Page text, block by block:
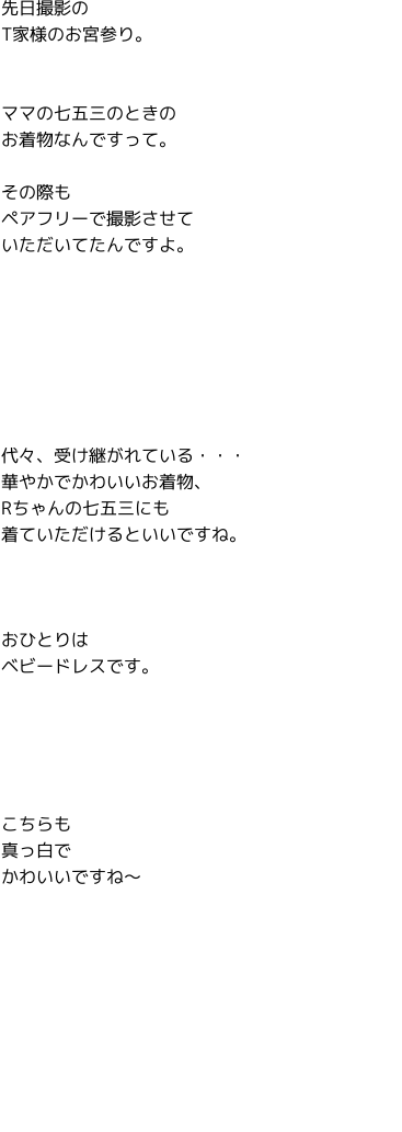
先日撮影の
T家様のお宮参り。
ママの七五三のときの
お着物なんですって。
その際も
ペアフリーで撮影させて
いただいてたんですよ。
代々、受け継がれている・・・
華やかでかわいいお着物、
Rちゃんの七五三にも
着ていただけるといいですね。
おひとりは
ベビードレスです。
こちらも
真っ白で
かわいいですね～